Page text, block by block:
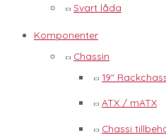
Svart låda
Komponenter
Chassin
19"
ATX / mATX
Chassi